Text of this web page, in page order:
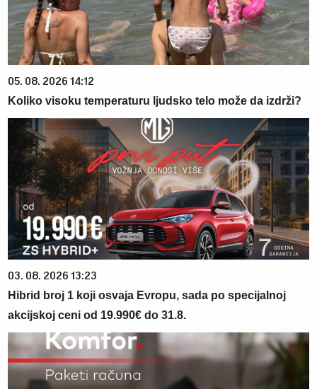
05. 08. 2026 14:12
Koliko visoku temperaturu ljudsko telo može da izdrži?
03. 08. 2026 13:23
Hibrid broj 1 koji osvaja Evropu, sada po specijalnoj
akcijskoj ceni od 19.990€ do 31.8.